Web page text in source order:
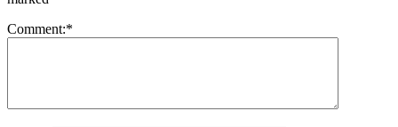
Comment:*